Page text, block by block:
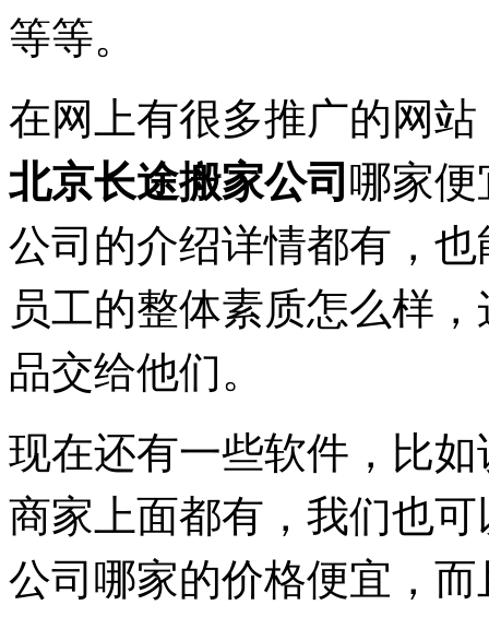
等等。
在网上有很多推广的网
北京长途搬家公司 哪家
公司的介绍详情都有，
员工的整体素质怎么样
品交给他们。
现在还有一些软件，比
商家上面都有，我们也
公司哪家的价格便宜，